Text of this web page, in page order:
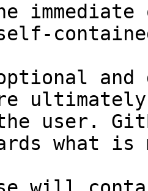
and
user.
what